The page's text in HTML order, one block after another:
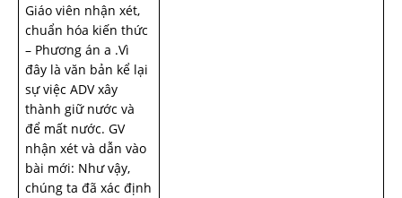
Giáo viên nhận xét,
chuẩn hóa kiến thức
– Phương án a .Vì
đây là văn bản kể lại
sự việc ADV xây
thành giữ nước và
để mất nước. GV
nhận xét và dẫn vào
bài mới: Như vậy,
chúng ta đã xác định